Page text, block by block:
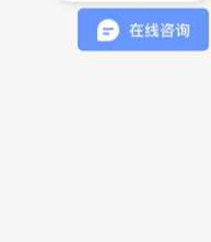
你们是真的上海淞江吗？